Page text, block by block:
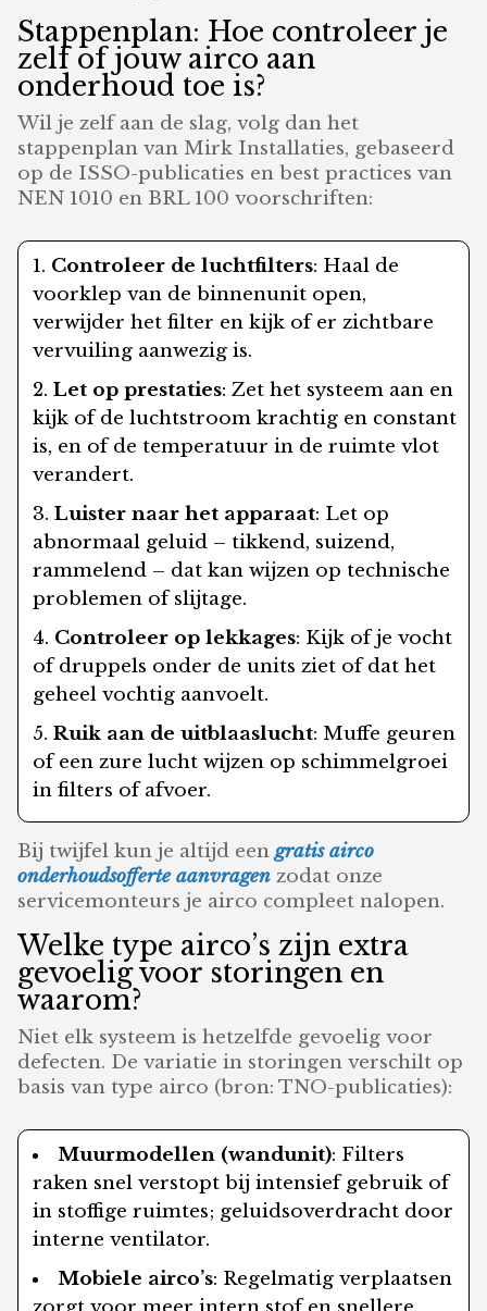
Stappenplan: Hoe controleer je
zelf of jouw airco aan
onderhoud toe is?
Wil je zelf aan de slag, volg dan het
stappenplan van Mirk Installaties, gebaseerd
op de ISSO-publicaties en best practices van
NEN 1010 en BRL 100 voorschriften:
Controleer de luchtfilters: Haal de
voorklep van de binnenunit open,
verwijder het filter en kijk of er zichtbare
vervuiling aanwezig is.
Let op prestaties: Zet het systeem aan en
kijk of de luchtstroom krachtig en constant
is, en of de temperatuur in de ruimte vlot
verandert.
Luister naar het apparaat: Let op
abnormaal geluid – tikkend, suizend,
rammelend – dat kan wijzen op technische
problemen of slijtage.
Controleer op lekkages: Kijk of je vocht
of druppels onder de units ziet of dat het
geheel vochtig aanvoelt.
Ruik aan de uitblaaslucht: Muffe geuren
of een zure lucht wijzen op schimmelgroei
in filters of afvoer.
Bij twijfel kun je altijd eengratis airco
onderhoudsofferte aanvragen zodat onze
servicemonteurs je airco compleet nalopen.
Welke type airco’s zijn extra
gevoelig voor storingen en
waarom?
Niet elk systeem is hetzelfde gevoelig voor
defecten. De variatie in storingen verschilt op
basis van type airco (bron: TNO-publicaties):
Muurmodellen (wandunit): Filters
raken snel verstopt bij intensief gebruik of
in stoffige ruimtes; geluidsoverdracht door
interne ventilator.
Mobiele airco’s: Regelmatig verplaatsen